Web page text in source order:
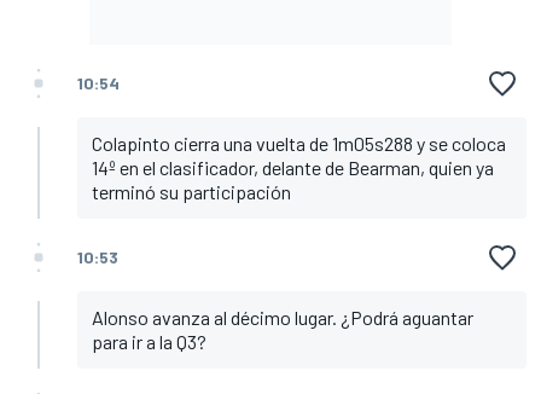
10:54
Colapinto cierra una vuelta de 1m05s288 y se coloca
14º en el clasificador, delante de Bearman, quien ya
terminó su participación
10:53
Alonso avanza al décimo lugar. ¿Podrá aguantar
para ir a la Q3?